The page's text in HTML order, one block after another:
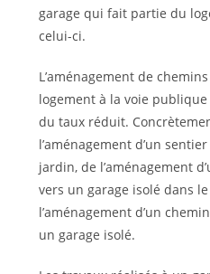
garage qui fait partie du
celui-ci.
L’aménagement de
logement à la voie
du taux réduit.
l’aménagement d’un
jardin, de l’aménagement
vers un garage isolé dans
l’aménagement d’un
un garage isolé.